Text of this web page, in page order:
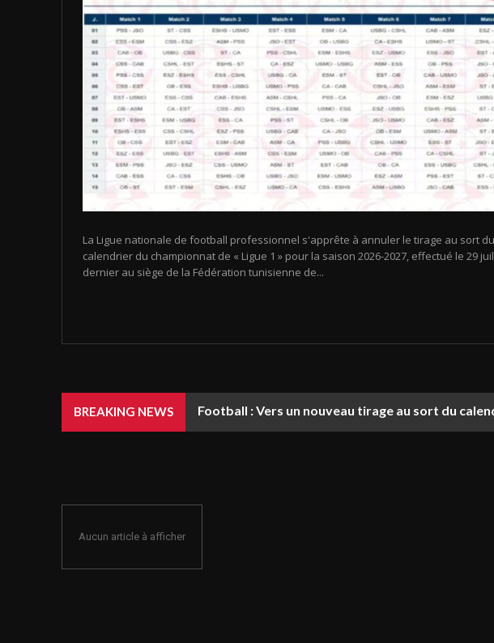
La Ligue nationale de football professionnel s'apprête à annuler le tirage au sort du
calendrier du championnat de « Ligue 1 » pour la saison 2026-2027, effectué le 29
dernier au siège de la Fédération tunisienne de...
BREAKING NEWS Football : Vers un nouveau tirage au sort du
Aucun article à afficher